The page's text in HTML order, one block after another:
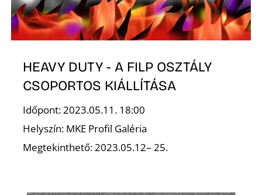
HEAVY DUTY - A FILP OSZTÁLY
CSOPORTOS KIÁLLÍTÁSA
Időpont: 2023.05.11. 18:00
Helyszín: MKE Profil Galéria
Megtekinthető: 2023.05.12– 25.